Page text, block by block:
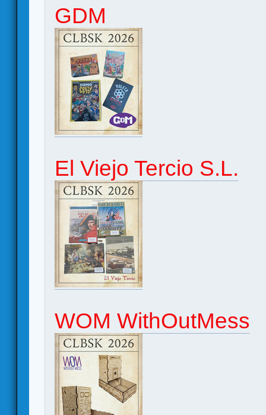
GDM
El Viejo Tercio S.L.
WOM WithOutMess